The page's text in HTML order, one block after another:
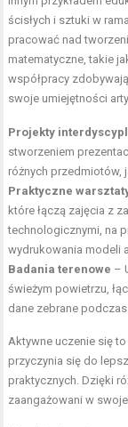
ścisłych i sztuki w
pracować nad
matematyczne, takie
współpracy
swoje umiejętności
Projekty
stworzeniem
różnych przedmiotów,
Praktyczne
które łączą zajęcia z
technologicznymi, na
wydrukowania modeli
Badania terenowe –
świeżym powietrzu,
dane zebrane podczas
Aktywne uczenie się
przyczynia się do
praktycznych. Dzięki
zaangażowani w